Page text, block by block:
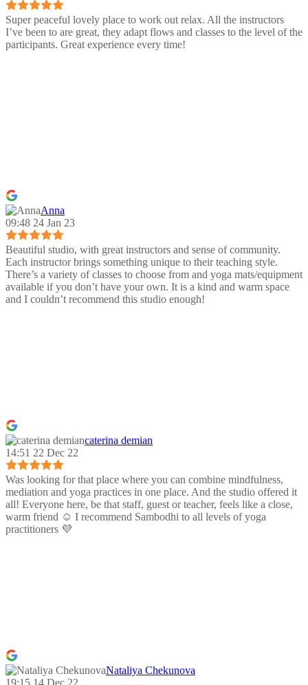
Super peaceful lovely place to work out relax. All the instructors
I’ve been to are great, they adapt flows and classes to the level of the
participants. Great experience every time!
Anna
09:48 24 Jan 23
Beautiful studio, with great instructors and sense of community.
Each instructor brings something unique to their teaching style.
There’s a variety of classes to choose from and yoga mats/equipment
available if you don’t have your own. It is a kind and warm space
and I couldn’t recommend this studio enough!
caterina demian
14:51 22 Dec 22
Was looking for that place where you can combine mindfulness,
mediation and yoga practices in one place. And the studio offered it
all! Everyone here, be that staff, guest or teacher, feels like a close,
warm friend ☺️ I recommend Sambodhi to all levels of yoga
practitioners 💜
Nataliya Chekunova